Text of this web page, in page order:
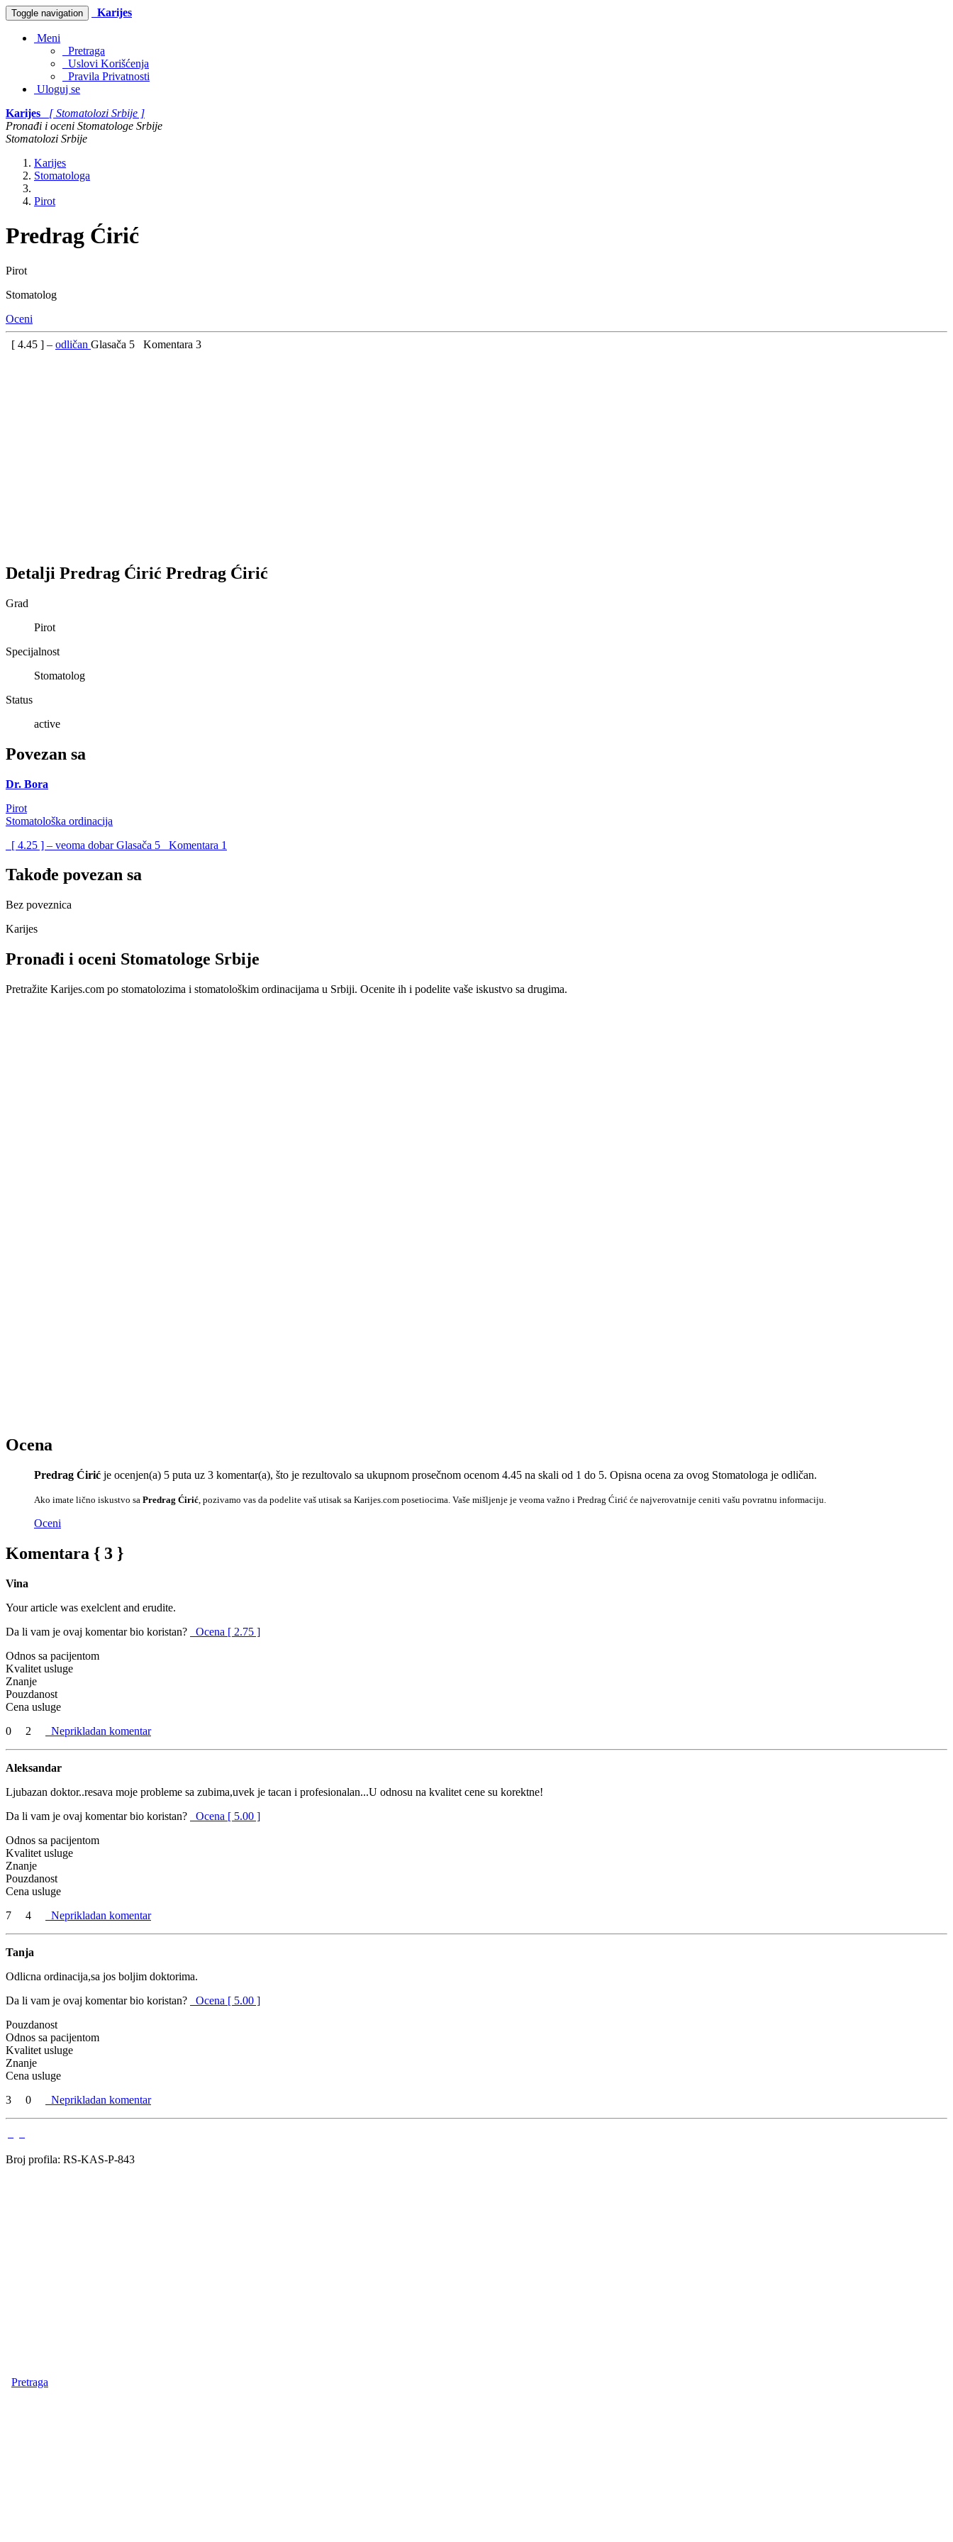
Toggle navigation Karijes
Meni
Pretraga
Uslovi Korišćenja
Pravila Privatnosti
Uloguj se
Karijes
[ Stomatolozi Srbije ]
Pronađi i oceni Stomatologe Srbije
Stomatolozi Srbije
Karijes
Stomatologa
Pirot
Predrag Ćirić
Pirot
Stomatolog
Oceni
[ 4.45 ] – odličan Glasača 5 Komentara 3
Detalji Predrag Ćirić Predrag Ćirić
Grad
Pirot
Specijalnost
Stomatolog
Status
active
Povezan sa
Dr. Bora
Pirot
Stomatološka ordinacija
[ 4.25 ] – veoma dobarGlasača 5 Komentara 1
Takođe povezan sa
Bez poveznica
Karijes
Pronađi i oceni Stomatologe Srbije
Pretražite Karijes.com po stomatolozima i stomatološkim ordinacijama u Srbiji. Ocenite ih i podelite vaše iskustvo sa drugima.
Ocena
Predrag Ćirić je ocenjen(a) 5 puta uz 3 komentar(a), što je rezultovalo sa ukupnom prosečnom ocenom 4.45 na skali od 1 do 5. Opisna ocena za ovog Stomatologa je odličan.
Ako imate lično iskustvo sa Predrag Ćirić , pozivamo vas da podelite vaš utisak sa Karijes.com posetiocima. Vaše mišljenje je veoma važno i Predrag Ćirić će najverovatnije ceniti vašu povratnu informaciju.
Oceni
Komentara { 3 }
Vina
Your article was exelclent and erudite.
Da li vam je ovaj komentar bio koristan?
Ocena [ 2.75 ]
Odnos sa pacijentom
Kvalitet usluge
Znanje
Pouzdanost
Cena usluge
0
2 Neprikladan komentar
Aleksandar
Ljubazan doktor..resava moje probleme sa zubima,uvek je tacan i profesionalan...U odnosu na kvalitet cene su korektne!
Da li vam je ovaj komentar bio koristan?
Ocena [ 5.00 ]
Odnos sa pacijentom
Kvalitet usluge
Znanje
Pouzdanost
Cena usluge
7
4 Neprikladan komentar
Tanja
Odlicna ordinacija,sa jos boljim doktorima.
Da li vam je ovaj komentar bio koristan?
Ocena [ 5.00 ]
Pouzdanost
Odnos sa pacijentom
Kvalitet usluge
Znanje
Cena usluge
3
0 Neprikladan komentar
Broj profila: RS-KAS-P-843
Pretraga